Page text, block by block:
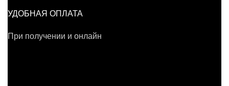
УДОБНАЯ ОПЛАТА
При получении и онлайн